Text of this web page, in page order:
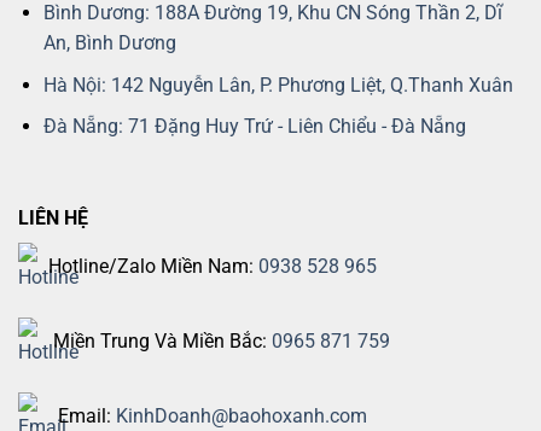
Bình Dương: 188A Đường 19, Khu CN Sóng Thần 2, Dĩ
An, Bình Dương
Hà Nội: 142 Nguyễn Lân, P. Phương Liệt, Q.Thanh Xuân
Đà Nẵng: 71 Đặng Huy Trứ - Liên Chiểu - Đà Nẵng
LIÊN HỆ
Hotline/Zalo Miền Nam: 0938 528 965
Miền Trung Và Miền Bắc: 0965 871 759
Email: KinhDoanh@baohoxanh.com